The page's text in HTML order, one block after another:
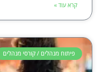
קרא עוד »
פיתוח מנהלים / קורסי מנהלים